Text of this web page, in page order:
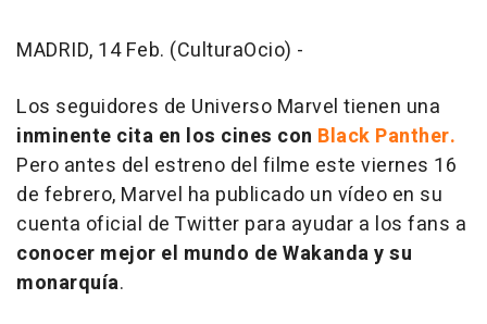
MADRID, 14 Feb. (CulturaOcio) -
Los seguidores de Universo Marvel tienen una
inminente cita en los cines con Black Panther.
Pero antes del estreno del filme este viernes 16
de febrero, Marvel ha publicado un vídeo en su
cuenta oficial de Twitter para ayudar a los fans a
conocer mejor el mundo de Wakanda y su
monarquía.